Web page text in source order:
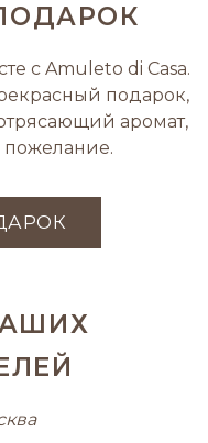
с Amuleto di Casa.
подарок,
аромат,
пожелание.